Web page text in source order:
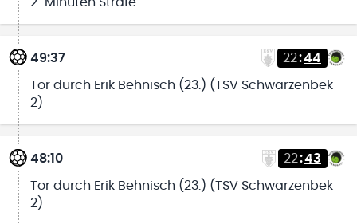
49:37 22:44
Tor durch Erik Behnisch (23.) (TSV Schwarzenbek
2)
48:10 22:43
Tor durch Erik Behnisch (23.) (TSV Schwarzenbek
2)